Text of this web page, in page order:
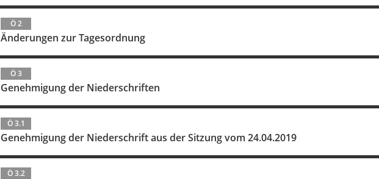
Ö 2
Änderungen zur Tagesordnung
Ö 3
Genehmigung der Niederschriften
Ö 3.1
Genehmigung der Niederschrift aus der Sitzung vom 24.04.2019
Ö 3.2